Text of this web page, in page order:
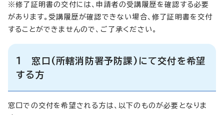
※修了証明書の交付には、申請者の受講履歴を確認する必要
があります。受講履歴が確認できない場合、修了証明書を交付
することができませんので、ご了承ください。
1 窓口(所轄消防署予防課)にて交付を希望
する方
窓口での交付を希望される方は、以下のものが必要となりま